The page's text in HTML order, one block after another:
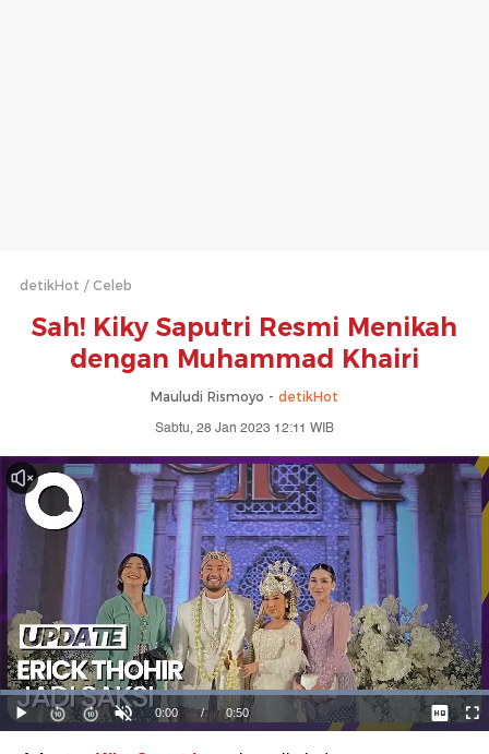
detikHot Celeb
Sah! Kiky Saputri Resmi Menikah
dengan Muhammad Khairi
Mauludi Rismoyo - detikHot
Sabtu, 28 Jan 2023 12:11 WIB